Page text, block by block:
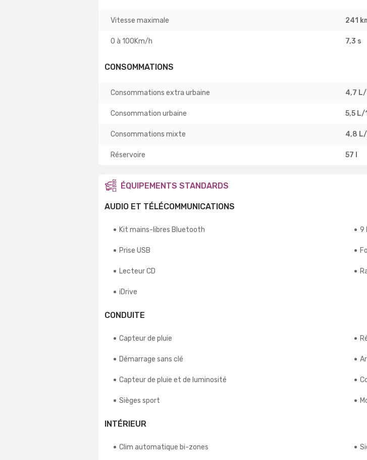
Vitesse maximale 241
0 à 100Km/h 7,3 s
CONSOMMATIONS
Consommations extra urbaine 4,7
Consommation urbaine 5,5 L/
Consommations mixte 4,8
Réservoire 57 l
ÉQUIPEMENTS STANDARDS
AUDIO ET TÉLÉCOMMUNICATIONS
Kit mains-libres Bluetooth 9
Prise USB
Lecteur CD
iDrive
CONDUITE
Capteur de pluie
Démarrage sans clé
Capteur de pluie et de luminosité
Sièges sport
INTÉRIEUR
Clim automatique bi-zones